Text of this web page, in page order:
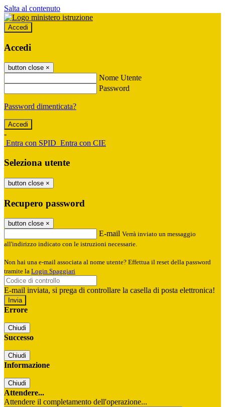
Salta al contenuto
Accedi
Accedi
button close ×
Nome Utente
Password
Password dimenticata?
-
Entra con SPID Entra con CIE
Seleziona utente
button close ×
Recupero password
button close ×
E-mail Verrà inviato un messaggio
all'indirizzo indicato con le istruzioni necessarie.
Non hai una e-mail associata al nome utente? Effettua il reset della password
tramite la Login Spaggiari
E-mail inviata, si prega di controllare la casella di posta elettronica!
Errore
Chiudi
Successo
Chiudi
Informazione
Chiudi
Attendere...
Attendere il completamento dell'operazione...